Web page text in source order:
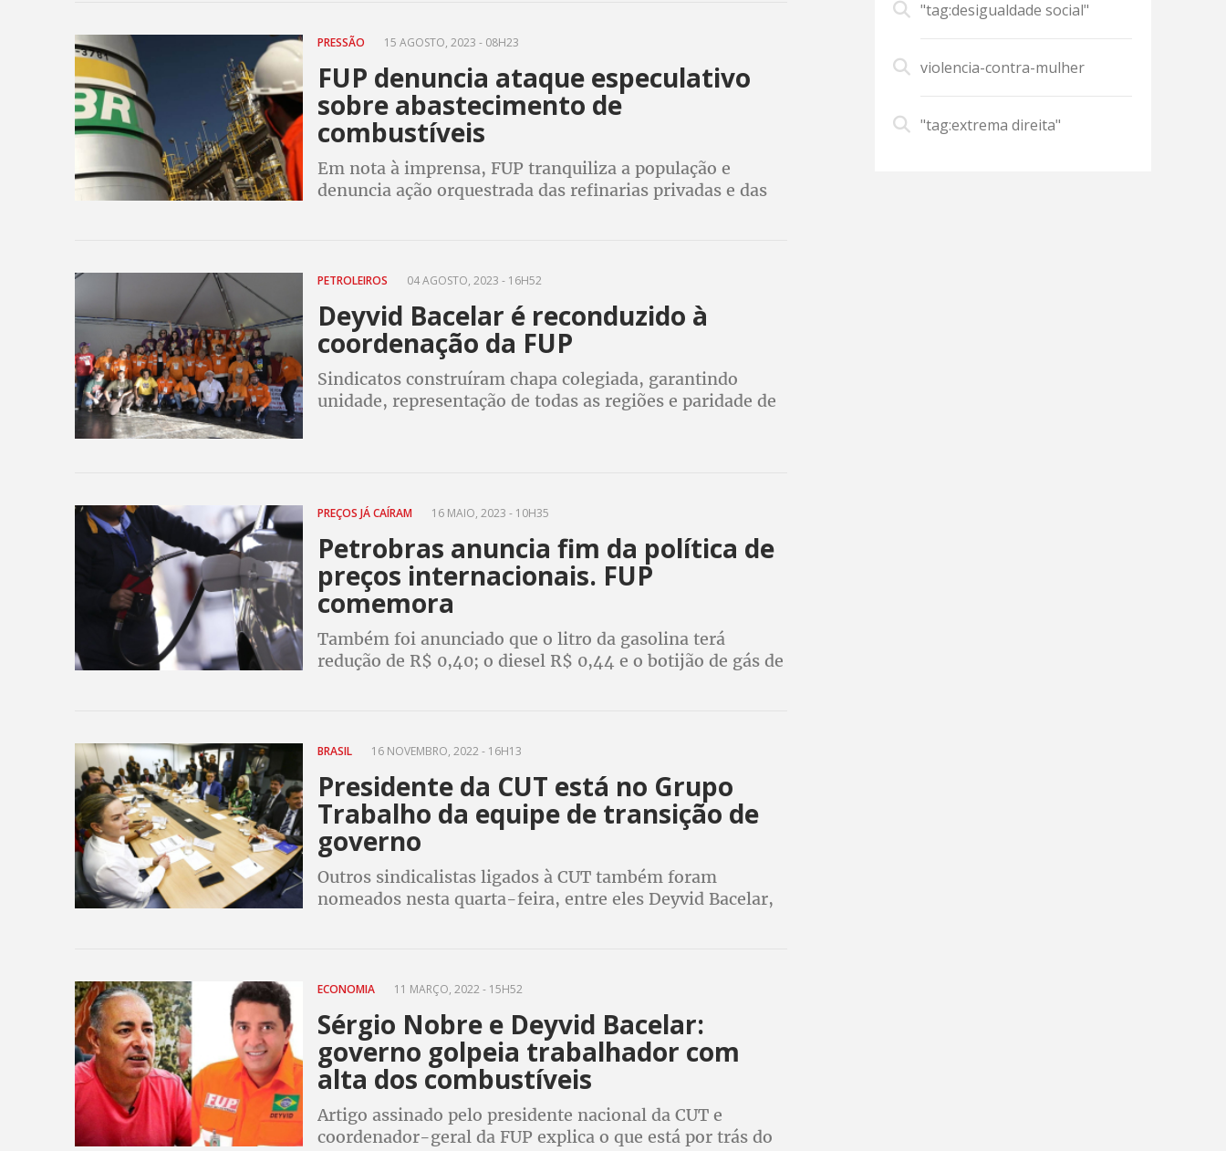
PRESSÃO 15 AGOSTO, 2023 - 08H23
FUP denuncia ataque especulativo
sobre abastecimento de
combustíveis
Em nota à imprensa, FUP tranquiliza a população e
denuncia ação orquestrada das refinarias privadas e das
PETROLEIROS 04 AGOSTO, 2023 - 16H52
Deyvid Bacelar é reconduzido à
coordenação da FUP
Sindicatos construíram chapa colegiada, garantindo
unidade, representação de todas as regiões e paridade de
PREÇOS JÁ CAÍRAM 16 MAIO, 2023 - 10H35
Petrobras anuncia fim da política de
preços internacionais. FUP
comemora
Também foi anunciado que o litro da gasolina terá
redução de R$ 0,40; o diesel R$ 0,44 e o botijão de gás de
BRASIL 16 NOVEMBRO, 2022 - 16H13
Presidente da CUT está no Grupo
Trabalho da equipe de transição de
governo
Outros sindicalistas ligados à CUT também foram
nomeados nesta quarta-feira, entre eles Deyvid Bacelar,
ECONOMIA 11 MARÇO, 2022 - 15H52
Sérgio Nobre e Deyvid Bacelar:
governo golpeia trabalhador com
alta dos combustíveis
Artigo assinado pelo presidente nacional da CUT e
coordenador-geral da FUP explica o que está por trás do
"tag:desigualdade social"
violencia-contra-mulher
"tag:extrema direita"